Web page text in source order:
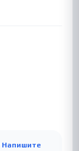
Напишите